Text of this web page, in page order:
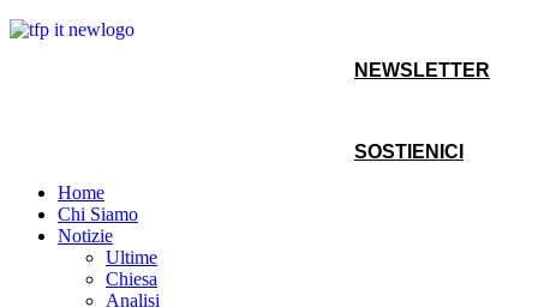
NEWSLETTER
SOSTIENICI
Home
Chi Siamo
Notizie
Ultime
Chiesa
Analisi